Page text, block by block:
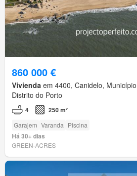
860 000 €
Vivienda em 4400, Canidelo,
Distrito do Porto
4 250 m²
Garajem Varanda Piscina
Há 30+ dias
GREEN-ACRES